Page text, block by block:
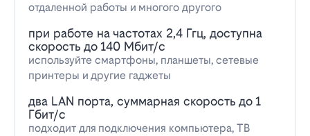
отдаленной работы и многого другого
при работе на частотах 2,4 Ггц, доступна
скорость до 140 Мбит/с
используйте смартфоны, планшеты, сетевые
принтеры и другие гаджеты
два LAN порта, суммарная скорость до 1
Гбит/с
подходит для подключения компьютера, ТВ